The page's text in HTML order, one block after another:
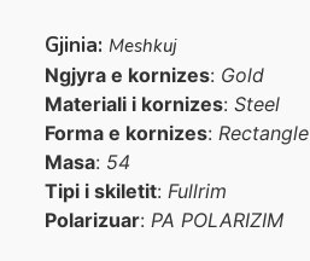
Gjinia: Meshkuj
Ngjyra e kornizes: Gold
Materiali i kornizes:Steel
Forma e kornizes:Rectangle
Masa: 54
Tipi i skiletit:Fullrim
Polarizuar:PA POLARIZIM